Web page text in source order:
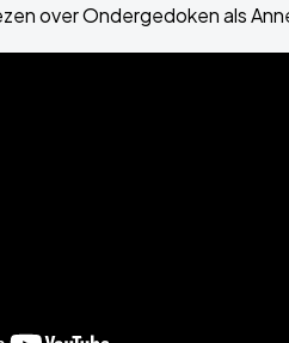
over Ondergedoken als